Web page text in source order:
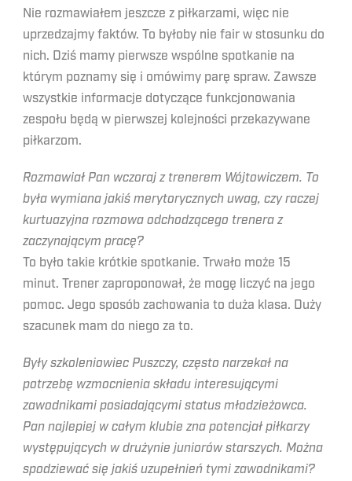
Nie rozmawiałem jeszcze z piłkarzami, więc nie
uprzedzajmy faktów. To byłoby nie fair w stosunku do
nich. Dziś mamy pierwsze wspólne spotkanie na
którym poznamy się i omówimy parę spraw. Zawsze
wszystkie informacje dotyczące funkcjonowania
zespołu będą w pierwszej kolejności przekazywane
piłkarzom.
Rozmawiał Pan wczoraj z trenerem Wójtowiczem. To
była wymiana jakiś merytorycznych uwag, czy raczej
kurtuazyjna rozmowa odchodzącego trenera z
zaczynającym pracę?
To było takie krótkie spotkanie. Trwało może 15
minut. Trener zaproponował, że mogę liczyć na jego
pomoc. Jego sposób zachowania to duża klasa. Duży
szacunek mam do niego za to.
Były szkoleniowiec Puszczy, często narzekał na
potrzebę wzmocnienia składu interesującymi
zawodnikami posiadającymi status młodzieżowca.
Pan najlepiej w całym klubie zna potencjał piłkarzy
występujących w drużynie juniorów starszych. Można
spodziewać się jakiś uzupełnień tymi zawodnikami?